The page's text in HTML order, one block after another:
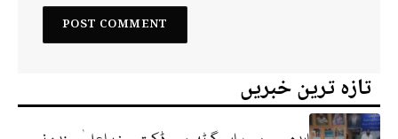
تازہ ترین خبریں